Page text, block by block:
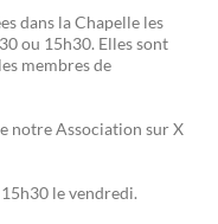
dans la Chapelle les
ou 15h30. Elles sont
membres de
notre Association sur X
le vendredi.